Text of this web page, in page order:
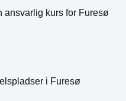
kurs for Furesø
i Furesø